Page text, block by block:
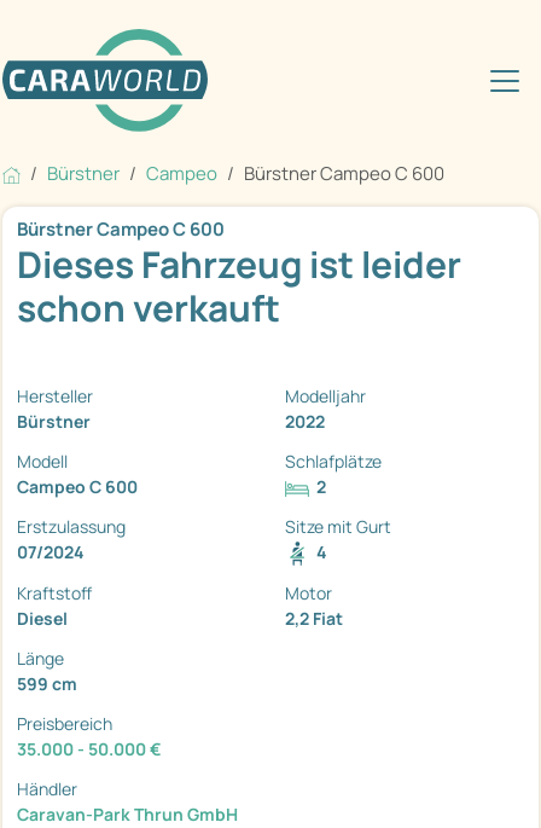
Bürstner Campeo Bürstner Campeo C 600
Bürstner Campeo C 600
Dieses Fahrzeug ist leider
schon verkauft
Hersteller
Bürstner
Modelljahr
2022
Modell
Campeo C 600
Schlafplätze
2
Erstzulassung
07/2024
Sitze mit Gurt
4
Kraftstoff
Diesel
Motor
2,2 Fiat
Länge
599 cm
Preisbereich
35.000 - 50.000 €
Händler
Caravan-Park Thrun GmbH